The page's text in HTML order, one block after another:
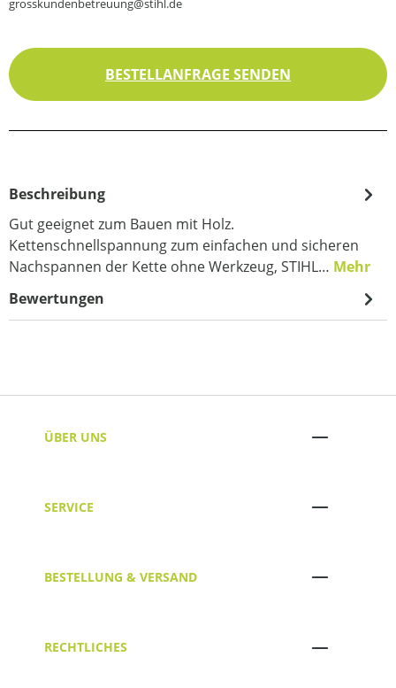
grosskundenbetreuung@stihl.de
BESTELLANFRAGE SENDEN
Beschreibung
Gut geeignet zum Bauen mit Holz.
Kettenschnellspannung zum einfachen und sicheren
Nachspannen der Kette ohne Werkzeug, STIHL… Mehr
Bewertungen
ÜBER UNS
SERVICE
BESTELLUNG & VERSAND
RECHTLICHES